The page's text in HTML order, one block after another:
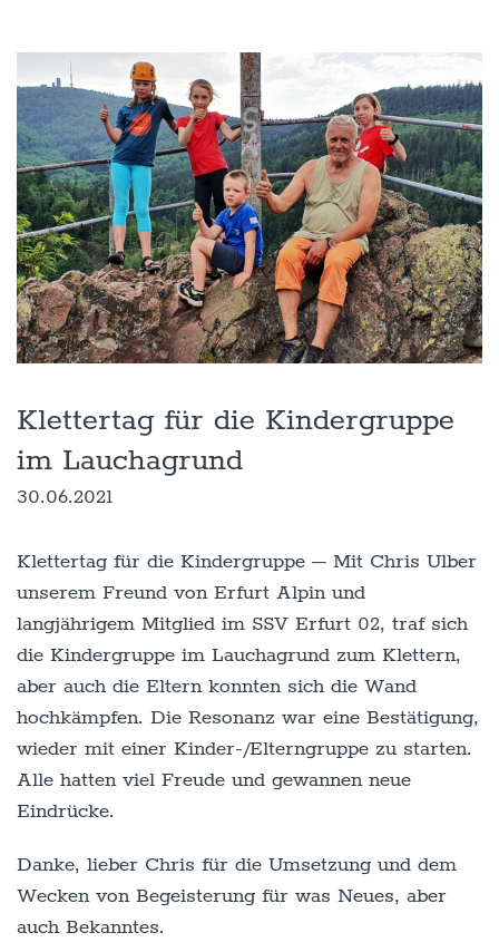
Klettertag für die Kindergruppe
im Lauchagrund
30.06.2021
Klettertag für die Kindergruppe – Mit Chris Ulber
unserem Freund von Erfurt Alpin und
langjährigem Mitglied im SSV Erfurt 02, traf sich
die Kindergruppe im Lauchagrund zum Klettern,
aber auch die Eltern konnten sich die Wand
hochkämpfen. Die Resonanz war eine Bestätigung,
wieder mit einer Kinder-/Elterngruppe zu starten.
Alle hatten viel Freude und gewannen neue
Eindrücke.
Danke, lieber Chris für die Umsetzung und dem
Wecken von Begeisterung für was Neues, aber
auch Bekanntes.